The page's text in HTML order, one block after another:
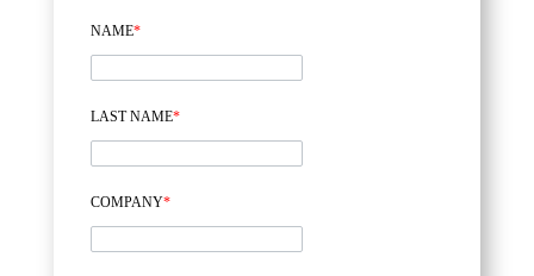
NAME*
LAST NAME*
COMPANY*